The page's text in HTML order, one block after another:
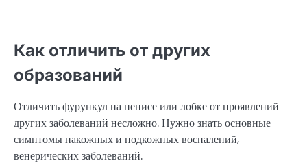
Как отличить от других
образований
Отличить фурункул на пенисе или лобке от проявлений
других заболеваний несложно. Нужно знать основные
симптомы накожных и подкожных воспалений,
венерических заболеваний.